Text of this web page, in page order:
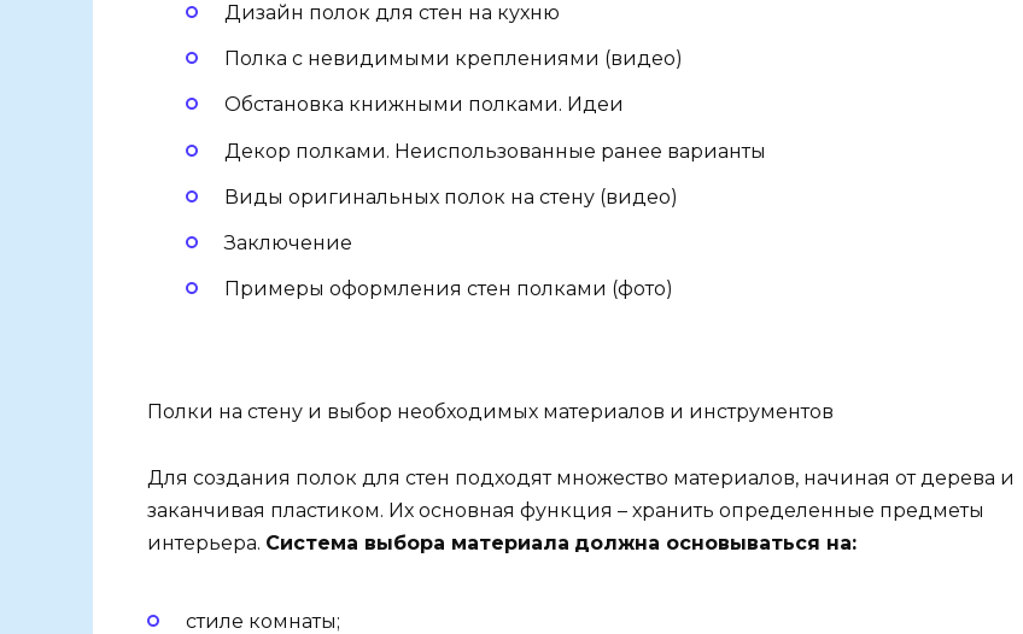
Дизайн полок для стен на кухню
Полка с невидимыми креплениями (видео)
Обстановка книжными полками. Идеи
Декор полками. Неиспользованные ранее варианты
Виды оригинальных полок на стену (видео)
Заключение
Примеры оформления стен полками (фото)
Полки на стену и выбор необходимых материалов и инструментов
Для создания полок для стен подходят множество материалов, начиная от дерева и
заканчивая пластиком. Их основная функция – хранить определенные предметы
интерьера. Система выбора материала должна основываться на:
стиле комнаты;